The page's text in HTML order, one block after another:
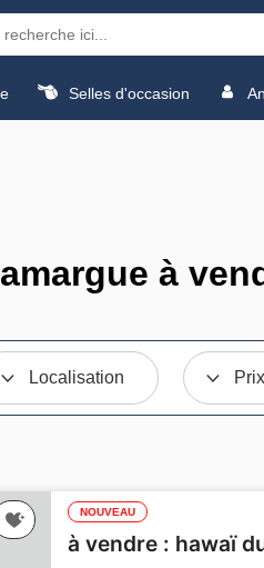
Selles d'occasion
à
Localisation Prix
NOUVEAU
à vendre : hawaï